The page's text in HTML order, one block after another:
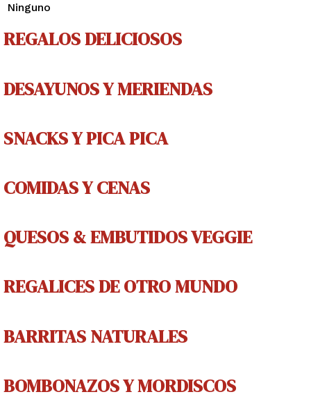
Ninguno
REGALOS DELICIOSOS
DESAYUNOS Y MERIENDAS
SNACKS Y PICA PICA
COMIDAS Y CENAS
QUESOS & EMBUTIDOS VEGGIE
REGALICESDE OTRO MUNDO
BARRITAS NATURALES
BOMBONAZOS Y MORDISCOS